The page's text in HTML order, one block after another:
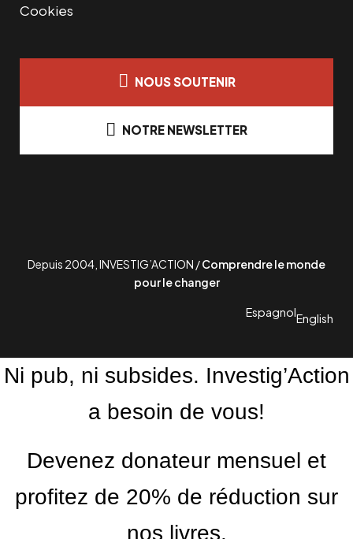
Cookies
NOUS SOUTENIR
NOTRE NEWSLETTER
Depuis 2004, INVESTIG’ACTION /Comprendre le monde
pour le changer
EspagnolEnglish
Ni pub, ni subsides. Investig’Action
a besoin de vous!
Devenez donateur mensuel et
profitez de 20% de réduction sur
nos livres.